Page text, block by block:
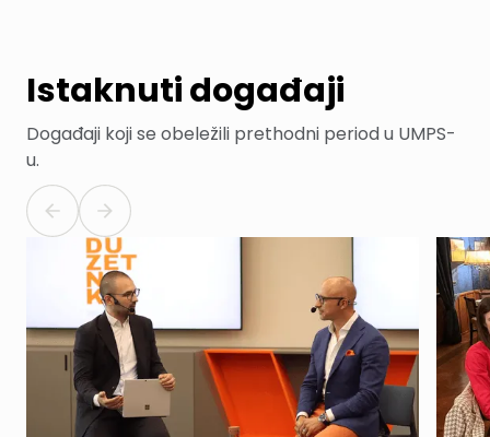
Istaknuti događaji
Događaji koji se obeležili prethodni period u UMPS-
u.